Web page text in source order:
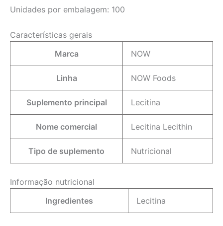
Unidades por embalagem: 100
Características gerais
Marca
NOW
Linha NOW Foods
Suplemento principal Lecitina
Nome comercial Lecitina Lecithin
Tipo de suplemento Nutricional
Informação nutricional
Ingredientes
Lecitina